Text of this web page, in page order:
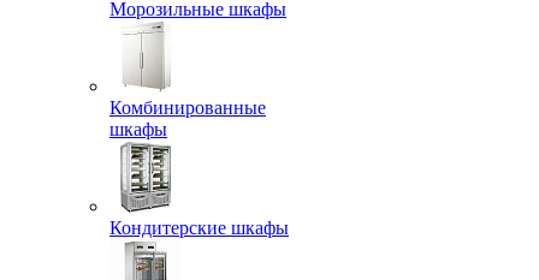
Морозильные шкафы
Комбинированные
шкафы
Кондитерские шкафы